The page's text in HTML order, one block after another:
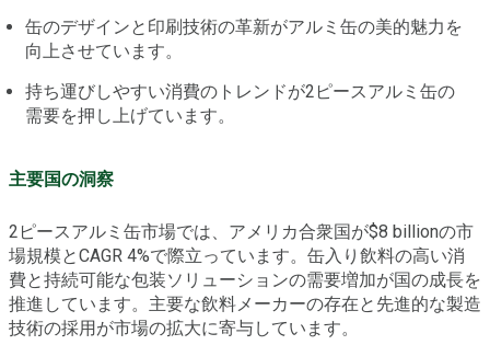
缶のデザインと印刷技術の革新がアルミ缶の美的魅力を
向上させています。
持ち運びしやすい消費のトレンドが2ピースアルミ缶の
需要を押し上げています。
主要国の洞察
2ピースアルミ缶市場では、アメリカ合衆国が$8 billionの市
場規模とCAGR 4%で際立っています。缶入り飲料の高い消
費と持続可能な包装ソリューションの需要増加が国の成長を
推進しています。主要な飲料メーカーの存在と先進的な製造
技術の採用が市場の拡大に寄与しています。